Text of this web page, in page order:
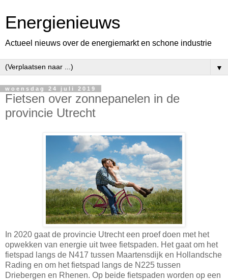
Energienieuws
Actueel nieuws over de energiemarkt en schone industrie
▼
woensdag 24 juli 2019
Fietsen over zonnepanelen in de
provincie Utrecht
In 2020 gaat de provincie Utrecht een proef doen met het
opwekken van energie uit twee fietspaden. Het gaat om het
fietspad langs de N417 tussen Maartensdijk en Hollandsche
Rading en om het fietspad langs de N225 tussen
Driebergen en Rhenen. Op beide fietspaden worden op een